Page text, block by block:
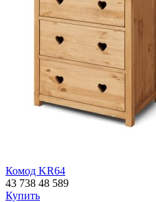
Комод KR64
43 738 48 589
Купить